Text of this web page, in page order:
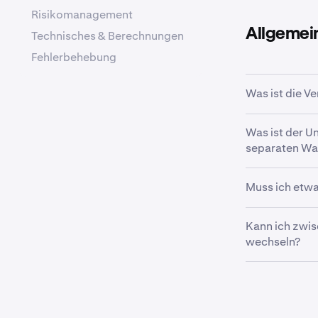
Was ist die
Die
UBM) ist
in einer
• Cross-
• Mehrere
•
Was ist der
separaten
• Ein
•
•
Muss ich
Die Funktion
Kann ich
wechseln?
Risikomanagement
Technisches & Berechnungen
Fehlerbehebung